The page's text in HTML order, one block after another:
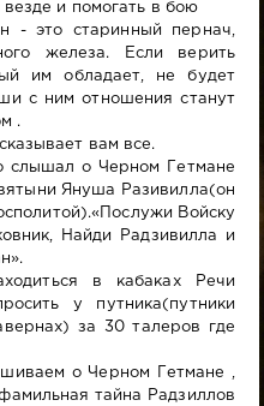
и помогать в бою
- это старинный пернач,
железа. Если верить
им обладает, не будет
с ним отношения станут
.
вам все.
слышал о Черном Гетмане
Януша Разивилла(он
Войску
Найди Радзивилла и
в кабаках Речи
у путника(путники
за 30 талеров где
о Черном Гетмане ,
тайна Радзиллов